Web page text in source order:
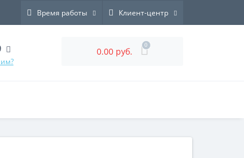
Время работы Клиент-центр
0.00 руб.
0